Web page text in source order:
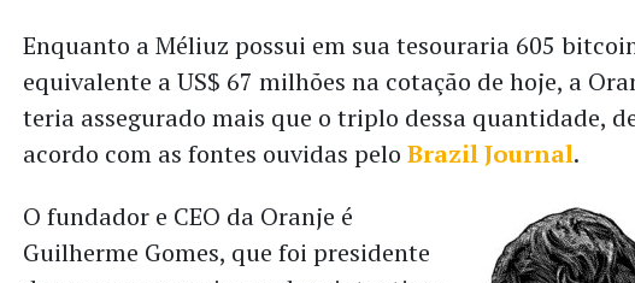
Enquanto a Méliuz possui em sua tesouraria 605
equivalente a US$ 67 milhões na cotação de hoje, a
teria assegurado mais que o triplo dessa quantidade,
acordo com as fontes ouvidas peloBrazil Journal.
O fundador e CEO da Oranje é
Guilherme Gomes, que foi presidente